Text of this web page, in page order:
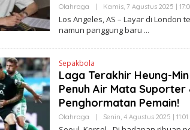
Olahraga | Kamis, 7 Agustus 2025 |
Los Angeles, AS – Layar di London
namun panggung baru
Sepakbola
Laga Terakhir Heung-Min
Penuh Air Mata Suporter
Penghormatan Pemain!
Olahraga | Senin, 4 Agustus 2025 | 11:01